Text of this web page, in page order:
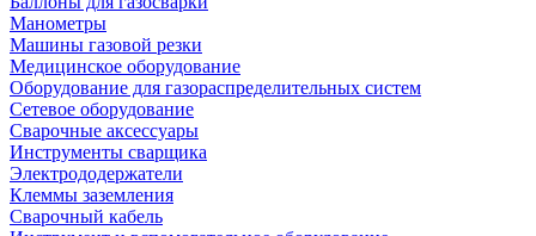
Манометры
Машины газовой резки
Медицинское оборудование
Оборудование для газораспределительных систем
Сетевое оборудование
Сварочные аксессуары
Инструменты сварщика
Электрододержатели
Клеммы заземления
Сварочный кабель